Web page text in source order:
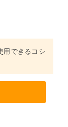
用できるコシ